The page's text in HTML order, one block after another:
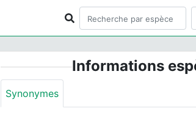
Informations
Synonymes